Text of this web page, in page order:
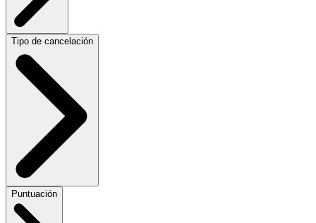
Tipo de cancelación
Puntuación